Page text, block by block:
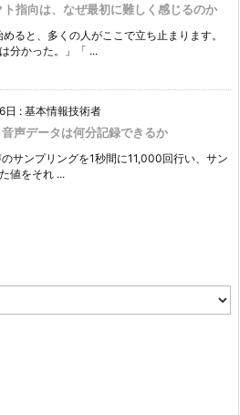
ト指向は、なぜ最初に難しく感じるのか
ると、多くの人がここで立ち止まります。
分かった。」「 ...
日 : 基本情報技術者
声データは何分記録できるか
サンプリングを1秒間に11,000回行い、サン
値をそれ ...